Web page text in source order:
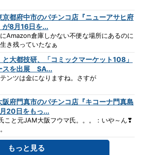
京都府中市のパチンコ店『ニューアサヒ府
が8月16日を...
Amazon倉庫しかない不便な場所にあるのに
き残っていたなぁ
大都技研、「コミックマーケット108」
スを出展 SA...
ンツは金になりますね。さすが
阪府門真市のパチンコ店『キコーナ門真島
20日をもっ...
こと元JAM大阪フウマ氏。。。：いや～ん❣
もっと見る